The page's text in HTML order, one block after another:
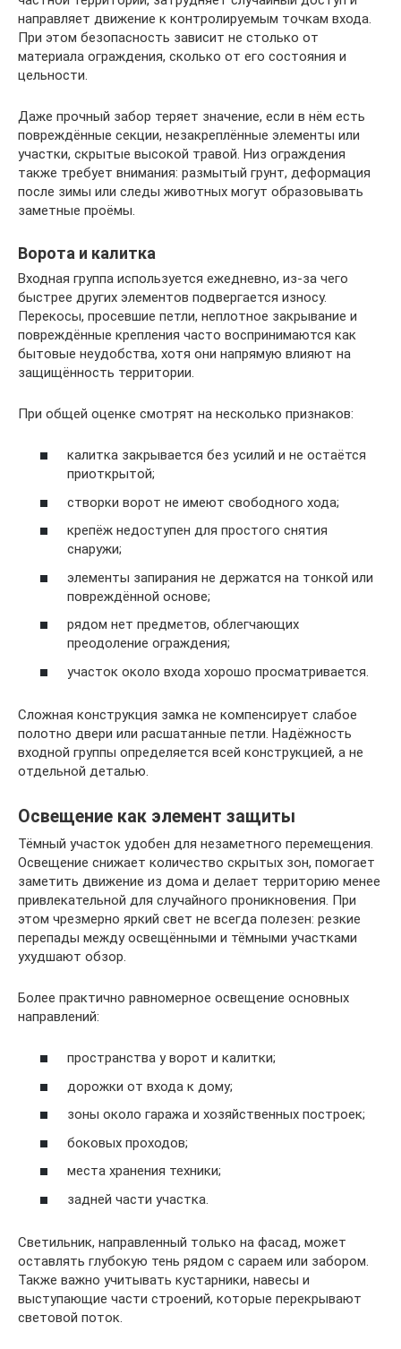
направляет движение к контролируемым точкам входа.
При этом безопасность зависит не столько от
материала ограждения, сколько от его состояния и
цельности.
Даже прочный забор теряет значение, если в нём есть
повреждённые секции, незакреплённые элементы или
участки, скрытые высокой травой. Низ ограждения
также требует внимания: размытый грунт, деформация
после зимы или следы животных могут образовывать
заметные проёмы.
Ворота и калитка
Входная группа используется ежедневно, из-за чего
быстрее других элементов подвергается износу.
Перекосы, просевшие петли, неплотное закрывание и
повреждённые крепления часто воспринимаются как
бытовые неудобства, хотя они напрямую влияют на
защищённость территории.
При общей оценке смотрят на несколько признаков:
калитка закрывается без усилий и не остаётся
приоткрытой;
створки ворот не имеют свободного хода;
крепёж недоступен для простого снятия
снаружи;
элементы запирания не держатся на тонкой или
повреждённой основе;
рядом нет предметов, облегчающих
преодоление ограждения;
участок около входа хорошо просматривается.
Сложная конструкция замка не компенсирует слабое
полотно двери или расшатанные петли. Надёжность
входной группы определяется всей конструкцией, а не
отдельной деталью.
Освещение как элемент защиты
Тёмный участок удобен для незаметного перемещения.
Освещение снижает количество скрытых зон, помогает
заметить движение из дома и делает территорию менее
привлекательной для случайного проникновения. При
этом чрезмерно яркий свет не всегда полезен: резкие
перепады между освещёнными и тёмными участками
ухудшают обзор.
Более практично равномерное освещение основных
направлений:
пространства у ворот и калитки;
дорожки от входа к дому;
зоны около гаража и хозяйственных построек;
боковых проходов;
места хранения техники;
задней части участка.
Светильник, направленный только на фасад, может
оставлять глубокую тень рядом с сараем или забором.
Также важно учитывать кустарники, навесы и
выступающие части строений, которые перекрывают
световой поток.